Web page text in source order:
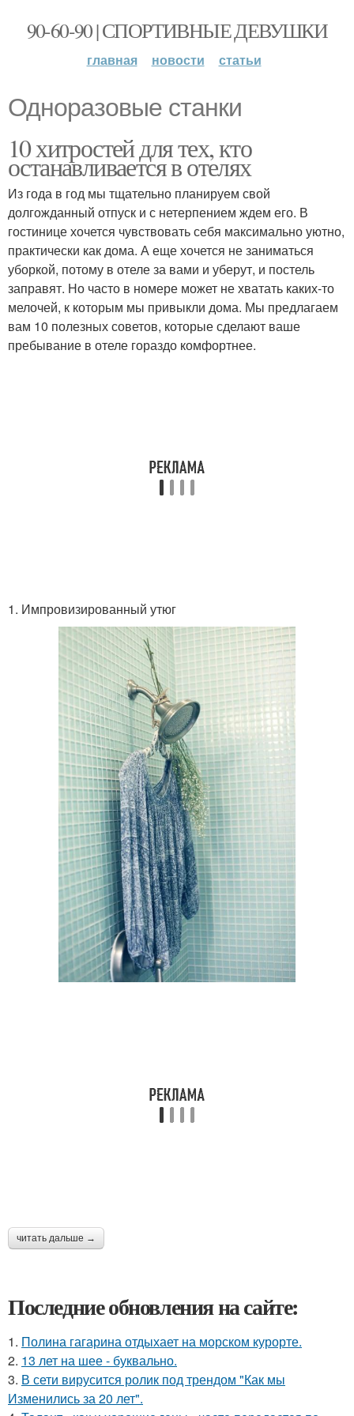
90-60-90 | СПОРТИВНЫЕ ДЕВУШКИ
главная новости статьи
Одноразовые станки
10 хитростей для тех, кто
останавливается в отелях
Из года в год мы тщательно планируем свой
долгожданный отпуск и с нетерпением ждем его. В
гостинице хочется чувствовать себя максимально уютно,
практически как дома. А еще хочется не заниматься
уборкой, потому в отеле за вами и уберут, и постель
заправят. Но часто в номере может не хватать каких-то
мелочей, к которым мы привыкли дома. Мы предлагаем
вам 10 полезных советов, которые сделают ваше
пребывание в отеле гораздо комфортнее.
1. Импровизированный утюг
читать дальше →
Последние обновления на сайте:
1. Полина гагарина отдыхает на морском курорте.
2. 13 лет на шее - буквально.
3. В сети вирусится ролик под трендом "Как мы
Изменились за 20 лет".